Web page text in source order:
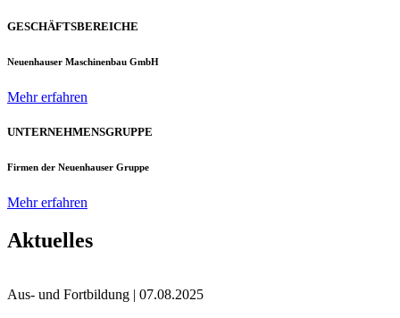
GESCHÄFTSBEREICHE
Neuenhauser Maschinenbau GmbH
Mehr erfahren
UNTERNEHMENSGRUPPE
Firmen der Neuenhauser Gruppe
Mehr erfahren
Aktuelles
Aus- und Fortbildung | 07.08.2025